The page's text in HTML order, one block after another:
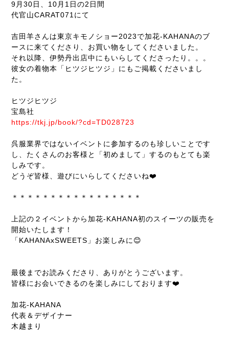
9月30日、10月1日の2日間
代官山CARAT071にて
吉田羊さんは東京キモノショー2023で加花-KAHANAのブ
ースに来てくださり、お買い物をしてくださいました。
それ以降、伊勢丹出店中にもいらしてくださったり。。。
彼女の着物本「ヒツジヒツジ」にもご掲載くださいまし
た。
ヒツジヒツジ
宝島社
https://tkj.jp/book/?cd=TD028723
呉服業界ではないイベントに参加するのも珍しいことです
し、たくさんのお客様と「初めまして」するのもとても楽
しみです。
どうぞ皆様、遊びにいらしてくださいね❤️
＊＊＊＊＊＊＊＊＊＊＊＊＊＊＊＊＊
上記の２イベントから加花-KAHANA初のスイーツの販売を
開始いたします！
「KAHANAxSWEETS」お楽しみに😊
最後までお読みくださり、ありがとうございます。
皆様にお会いできるのを楽しみにしております❤️
加花-KAHANA
代表＆デザイナー
木越まり